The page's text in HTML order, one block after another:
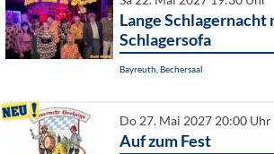
Lange Schlagernacht
Schlagersofa
Bayreuth, Bechersaal
Do 27. Mai 2027 20:00 Uhr
Auf zum Fest